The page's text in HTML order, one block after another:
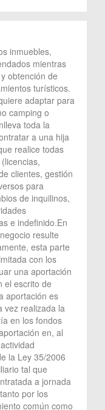
inmuebles,
mientras
obtención de
turísticos.
adaptar para
camping o
toda la
a una hija
realice todas
clientes, gestión
para
de inquilinos,
e indefinido.En
resulte
esta parte
con los
una aportación
el escrito de
aportación es
vez realizada la
en los fondos
en, al
la Ley 35/2006
tal que
a jornada
por los
común como